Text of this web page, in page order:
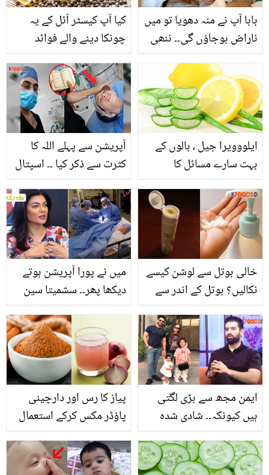
کیا آپ کیسٹر آئل کے یہ
چونکا دینے والے فوائد
بابا آپ نے منہ دھویا تو میں
ناراض ہوجاؤں گی۔۔ ننھی
لگی! شاہد آفریدی کی نئی
ویڈیو نے صارفین کے دل
پگھلا دیے
آپریشن سے پہلے اللہ کا
کثرت سے ذکر کیا ۔۔ اسپتال
کی تلاوت کرنے کی ویڈیو
نے لوگوں کے دل چھو لیے
ایلووویرا جیل ، بالوں کے
بہت سارے مسائل کا
میں نے پورا آپریشن ہوتے
دیکھا پھر۔۔ سشمیتا سین
ہوش کیوں نہیں ہوئیں؟
حیران کن انکشاف
خالی بوتل سے لوشن کیسے
نکالیں؟ بوتل کے اندر سے
طریقے
پیاز کا رس اور دارچینی
پاؤڈر مکس کرکے استعمال
کر آزمائے بنا رہ نہ پائیں گے
ایمن مجھ سے بڑی لگتی
ہیں کیونکہ۔۔ شادی شدہ
کے انوکھے انکشافات